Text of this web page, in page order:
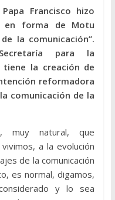
Francisco hizo
en forma de Motu
la comunicación”.
para la
tiene la creación de
reformadora
comunicación de la
muy natural, que
a la evolución
de la comunicación
es normal, digamos,
y lo sea